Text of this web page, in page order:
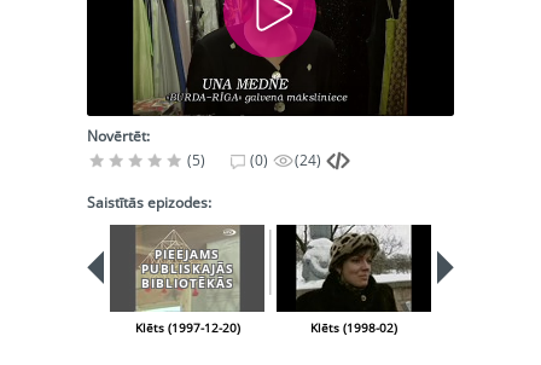
Novērtēt:
(5)
(0) (24)
Saistītās epizodes:
PIEEJAMS
PUBLISKAJĀS
BIBLIOTĒKĀS
Klēts (1997-12-20) Klēts (1998-02)